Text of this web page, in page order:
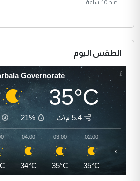
الطقس اليوم
Governorate
35°C
5.4 م\ث 21%
02:00
35°C
03:00
35°C
04:00
34°C
›